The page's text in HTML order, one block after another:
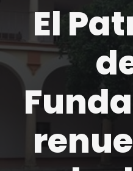
El